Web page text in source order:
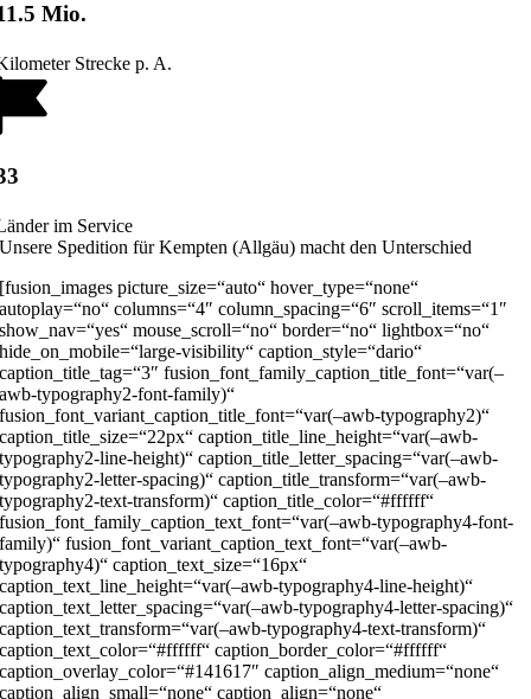
Mio.
Strecke p. A.
im Service
Unsere Spedition für Kempten (Allgäu) macht den Unterschied
[fusion_images picture_size=“auto“ hover_type=“none“
autoplay=“no“ columns=“4″ column_spacing=“6″ scroll_items=“1″
show_nav=“yes“ mouse_scroll=“no“ border=“no“ lightbox=“no“
hide_on_mobile=“large-visibility“ caption_style=“dario“
caption_title_tag=“3″ fusion_font_family_caption_title_font=“var(–
awb-typography2-font-family)“
fusion_font_variant_caption_title_font=“var(–awb-typography2)“
caption_title_size=“22px“ caption_title_line_height=“var(–awb-
typography2-line-height)“ caption_title_letter_spacing=“var(–awb-
typography2-letter-spacing)“ caption_title_transform=“var(–awb-
typography2-text-transform)“ caption_title_color=“#ffffff“
fusion_font_family_caption_text_font=“var(–awb-typography4-font-
family)“ fusion_font_variant_caption_text_font=“var(–awb-
typography4)“ caption_text_size=“16px“
caption_text_line_height=“var(–awb-typography4-line-height)“
caption_text_letter_spacing=“var(–awb-typography4-letter-spacing)“
caption_text_transform=“var(–awb-typography4-text-transform)“
caption_text_color=“#ffffff“ caption_border_color=“#ffffff“
caption_overlay_color=“#141617″ caption_align_medium=“none“
caption_align_small=“none“ caption_align=“none“